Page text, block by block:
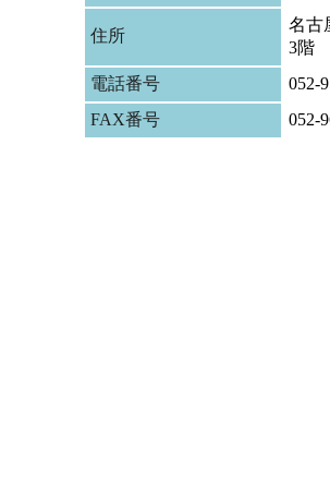
住所
名古
3階
電話番号
052-
FAX番号
052-